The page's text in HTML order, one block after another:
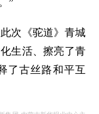
次《驼道》青城
生活、擦亮了青
了古丝路和平互